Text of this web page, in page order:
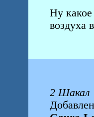
Ну какое
воздуха
2 Шакал